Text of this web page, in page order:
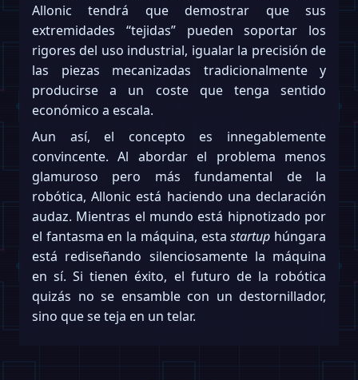
Allonic tendrá que demostrar que sus
extremidades “tejidas” pueden soportar los
rigores del uso industrial, igualar la precisión de
las piezas mecanizadas tradicionalmente y
producirse a un coste que tenga sentido
económico a escala.
Aun así, el concepto es innegablemente
convincente. Al abordar el problema menos
glamuroso pero más fundamental de la
robótica, Allonic está haciendo una declaración
audaz. Mientras el mundo está hipnotizado por
el fantasma en la máquina, estastartup húngara
está rediseñando silenciosamente la máquina
en sí. Si tienen éxito, el futuro de la robótica
quizás no se ensamble con un destornillador,
sino que se teja en un telar.